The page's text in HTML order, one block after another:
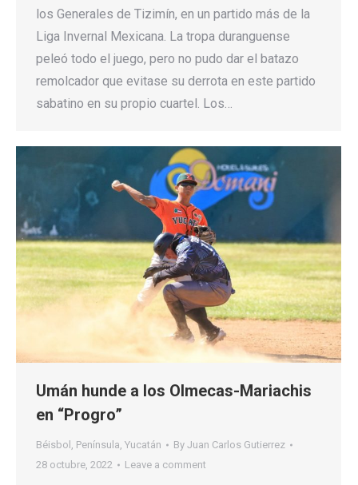
los Generales de Tizimín, en un partido más de la
Liga Invernal Mexicana. La tropa duranguense
peleó todo el juego, pero no pudo dar el batazo
remolcador que evitase su derrota en este partido
sabatino en su propio cuartel. Los…
Umán hunde a los Olmecas-Mariachis
en “Progro”
Béisbol , Península, Yucatán By Juan Carlos Gutierrez
28 octubre, 2022
Leave a comment